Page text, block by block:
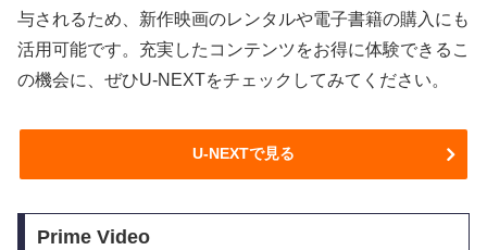
与されるため、新作映画のレンタルや電子書籍の購入にも
活用可能です。充実したコンテンツをお得に体験できるこ
の機会に、ぜひU-NEXTをチェックしてみてください。
U-NEXTで見る
Prime Video